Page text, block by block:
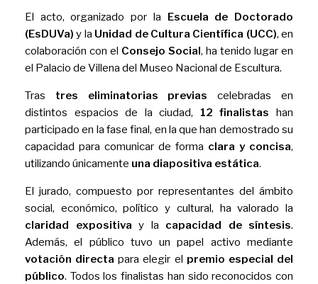
El acto, organizado por la Escuela de Doctorado
(EsDUVa) y la Unidad de Cultura Científica (UCC), en
colaboración con el Consejo Social, ha tenido lugar en
el Palacio de Villena del Museo Nacional de Escultura.
Tras tres eliminatorias previas celebradas en
distintos espacios de la ciudad, 12 finalistas han
participado en la fase final, en la que han demostrado su
capacidad para comunicar de forma clara y concisa,
utilizando únicamente una diapositiva estática.
El jurado, compuesto por representantes del ámbito
social, económico, político y cultural, ha valorado la
claridad expositiva y la capacidad de síntesis.
Además, el público tuvo un papel activo mediante
votación directa para elegir el premio especial del
público. Todos los finalistas han sido reconocidos con